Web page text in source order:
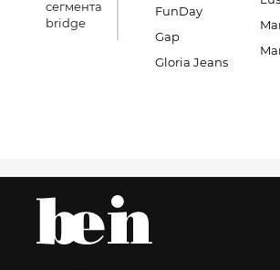
сегмента
bridge
FunDay
Gap
Gloria Jeans